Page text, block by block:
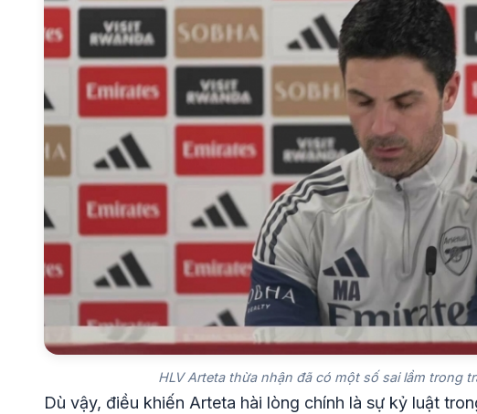
HLV Arteta thừa nhận đã có một số sai lầm trong
Dù vậy, điều khiến Arteta hài lòng chính là sự kỷ luật